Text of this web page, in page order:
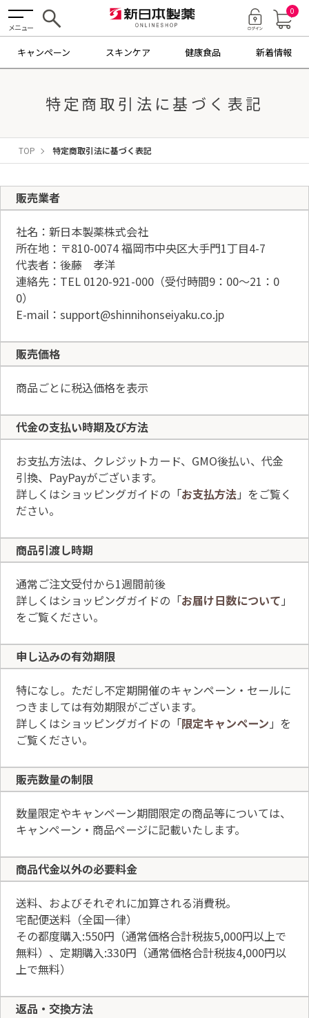
メニュー
0
キャンペーン スキンケア 健康食品 新着情報
特定商取引法に基づく表記
TOP 特定商取引法に基づく表記
販売業者
社名：新日本製薬株式会社
所在地：〒810-0074 福岡市中央区大手門1丁目4-7
代表者：後藤 孝洋
連絡先：TEL 0120-921-000（受付時間9：00～21：0
0）
E-mail：support@shinnihonseiyaku.co.jp
販売価格
商品ごとに税込価格を表示
代金の支払い時期及び方法
お支払方法は、クレジットカード、GMO後払い、代金
引換、PayPayがございます。
詳しくはショッピングガイドの「お支払方法」をご覧く
ださい。
商品引渡し時期
通常ご注文受付から1週間前後
詳しくはショッピングガイドの「お届け日数について 」
をご覧ください。
申し込みの有効期限
特になし。ただし不定期開催のキャンペーン・セールに
つきましては有効期限がございます。
詳しくはショッピングガイドの「限定キャンペーン 」を
ご覧ください。
販売数量の制限
数量限定やキャンペーン期間限定の商品等については、
キャンペーン・商品ページに記載いたします。
商品代金以外の必要料金
送料、およびそれぞれに加算される消費税。
宅配便送料（全国一律）
その都度購入:550円（通常価格合計税抜5,000円以上で
無料）、定期購入:330円（通常価格合計税抜4,000円以
上で無料）
返品・交換方法